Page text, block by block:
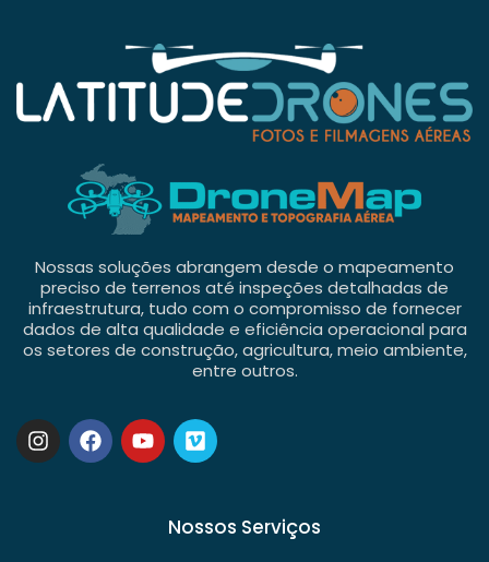
Nossas soluções abrangem desde o mapeamento
preciso de terrenos até inspeções detalhadas de
infraestrutura, tudo com o compromisso de fornecer
dados de alta qualidade e eficiência operacional para
os setores de construção, agricultura, meio ambiente,
entre outros.
Nossos Serviços